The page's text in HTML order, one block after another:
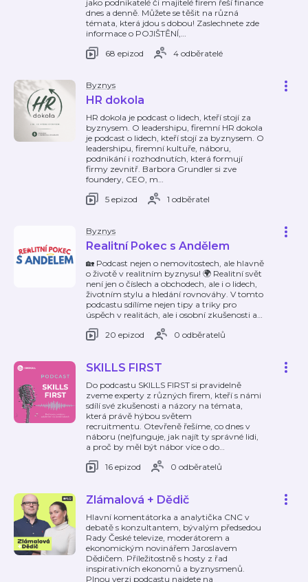
jako podnikatelé či majitelé firem řeší finance
dnes a denně. Můžete se těšit na různá
témata, která jdou s dobou! Zaslechnete zde
informace o POJIŠTĚNÍ,…
68 epizod
4 odběratelé
Byznys
HR dokola
HR dokola je podcast o lidech, kteří stojí za
byznysem. O leadershipu, firemní HR dokola
je podcast o lidech, kteří stojí za byznysem. O
leadershipu, firemní kultuře, náboru,
podnikání i rozhodnutích, která formují
firmy zevnitř. Barbora Grundler si zve
foundery, CEO, m…
5 epizod
1 odběratel
Byznys
Realitní Pokec s Andělem
🏡 Podcast nejen o nemovitostech, ale hlavně
o životě v realitním byznysu! 🌍 Realitní svět
není jen o číslech a obchodech, ale i o lidech,
životním stylu a hledání rovnováhy. V tomto
podcastu sdílíme nejen tipy a triky pro
úspěch v realitách, ale i osobní zkušenosti a…
20 epizod
0 odběratelů
SKILLS FIRST
Do podcastu SKILLS FIRST si pravidelně
zveme experty z různých firem, kteří s námi
sdílí své zkušenosti a názory na témata,
která právě hýbou světem
recruitmentu. Otevřeně řešíme, co dnes v
náboru (ne)funguje, jak najít ty správné lidi,
a proč by měl být nábor více o do…
16 epizod
0 odběratelů
Zlámalová + Dědič
Hlavní komentátorka a analytička CNC v
debatě s konzultantem, bývalým předsedou
Rady České televize, moderátorem a
ekonomickým novinářem Jaroslavem
Dědičem. Příležitostně s hosty z řad
inspirativních ekonomů a byznysmenů.
Plnou verzi podcastu najdete na